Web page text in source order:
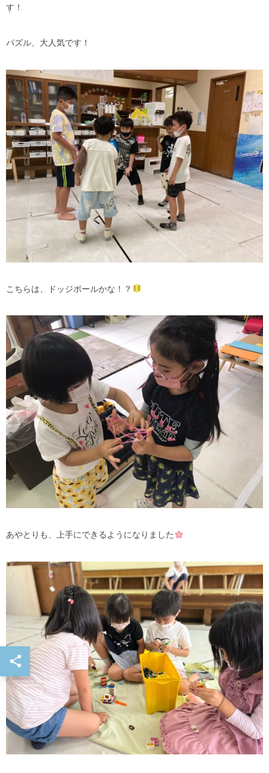
す！
パズル、大人気です！
こちらは、ドッジボールかな！？
あやとりも、上手にできるようになりました